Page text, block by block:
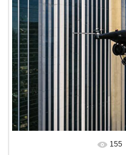
В реальном155